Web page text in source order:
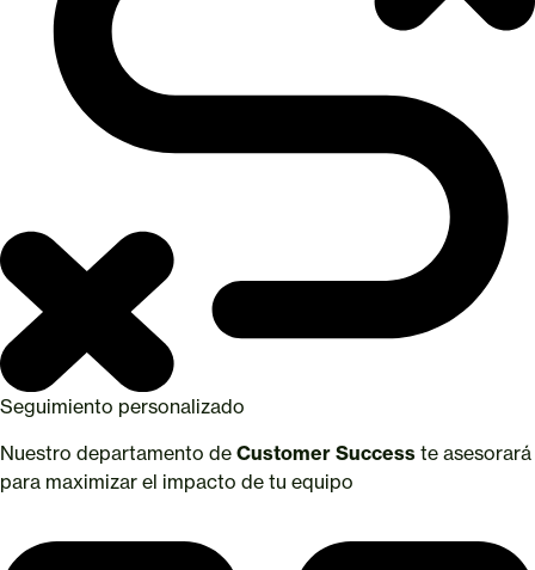
Seguimiento personalizado
Nuestro departamento de Customer Success te asesorará
para maximizar el impacto de tu equipo